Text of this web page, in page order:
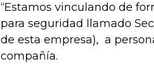
“Estamos vinculando de
para seguridad llamado
de esta empresa), a
compañía.